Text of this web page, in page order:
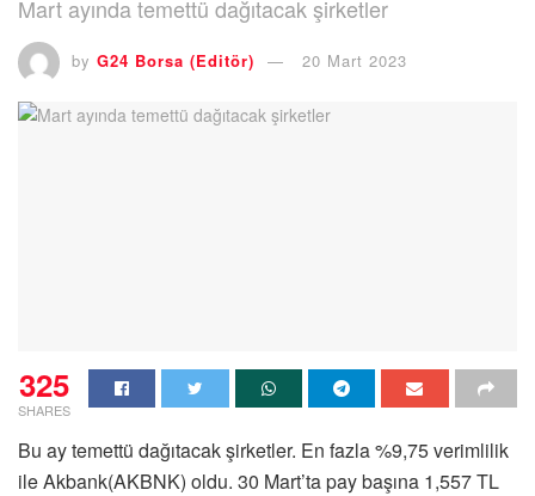
Mart ayında temettü dağıtacak şirketler
by G24 Borsa (Editör) 20 Mart 2023
325
SHARES
Bu ay temettü dağıtacak şirketler. En fazla %9,75 verimlilik
ile Akbank(AKBNK) oldu. 30 Mart’ta pay başına 1,557 TL